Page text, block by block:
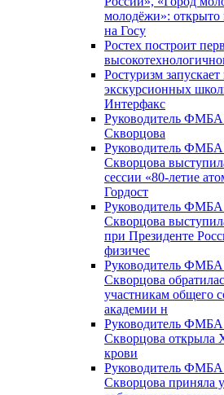
молодёжи»: открыто
на Госу
Ростех построит
Ростуризм
экскурсионных
Интерфакс
Руководитель ФМБА
Скворцова
Руководитель ФМБА
Скворцова
сессии «80-летие
Гордост
Руководитель ФМБА
Скворцова
при Президенте
физичес
Руководитель ФМБА
Скворцова
участникам общего
академии н
Руководитель ФМБА
Скворцова
крови
Руководитель ФМБА
Скворцова приняла